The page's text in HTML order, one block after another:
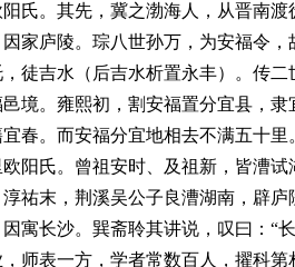
氏。其先，冀之渤海人，从晋南
家庐陵。琮八世孙万，为安福令
徒吉水（后吉水析置永丰）。传
境。雍熙初，割安福置分宜县，
春。而安福分宜地相去不满五十里
阳氏。曾祖安时、及祖新，皆漕
祐末，荆溪吴公子良漕湖南，辟
寓长沙。巽斋聆其讲说，叹曰：“
师表一方，学者常数百人，擢科